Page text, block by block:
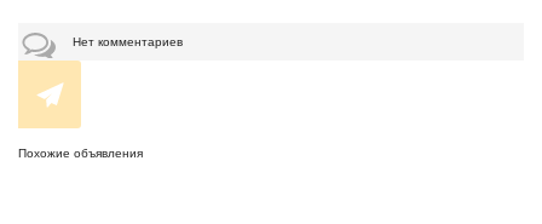
Нет комментариев
Похожие объявления